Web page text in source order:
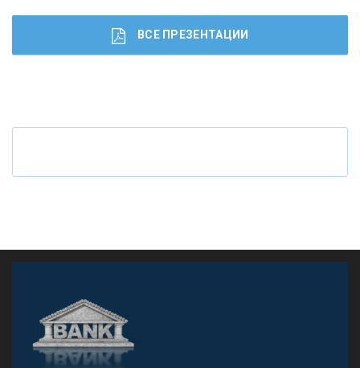
Что будет с наличными деньгами при цифровом
ВСЕ ПРЕЗЕНТАЦИИ